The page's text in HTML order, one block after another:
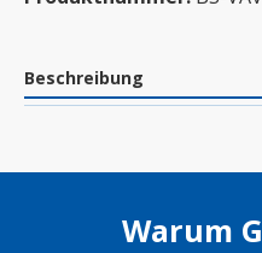
Beschreibung
Warum